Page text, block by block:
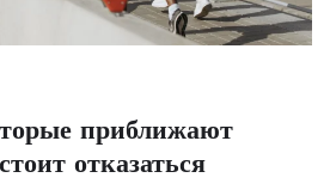
приближают
отказаться